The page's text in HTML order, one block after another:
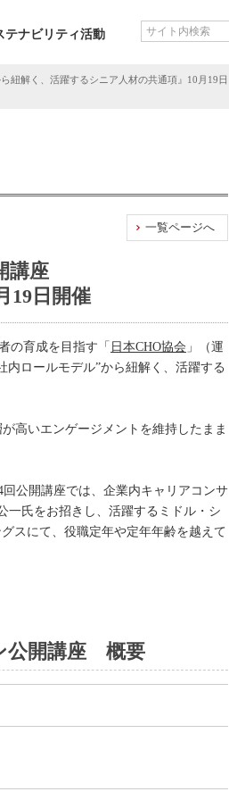
テナビリティ活動
紐解く、活躍するシニア人材の共通項』10月19日
一覧ページへ
講座
19日開催
の育成を目指す「 日本CHO協会 」（運
ロールモデル”から紐解く、活躍する
高いエンゲージメントを維持したまま
公開講座では、企業内キャリアコンサ
一氏をお招きし、活躍するミドル・シ
スにて、役職定年や定年年齢を越えて
公開講座 概要